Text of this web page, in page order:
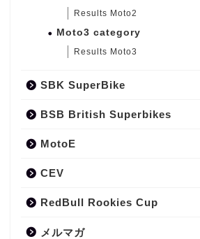
Results Moto2
Moto3 category
Results Moto3
SBK SuperBike
BSB British Superbikes
MotoE
CEV
RedBull Rookies Cup
メルマガ